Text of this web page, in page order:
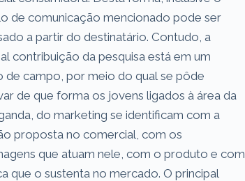
de comunicação mencionado pode ser
a partir do destinatário. Contudo, a
contribuição da pesquisa está em um
de campo, por meio do qual se pôde
de que forma os jovens ligados à área da
do marketing se identificam com a
proposta no comercial, com os
que atuam nele, com o produto e com
que o sustenta no mercado. O principal